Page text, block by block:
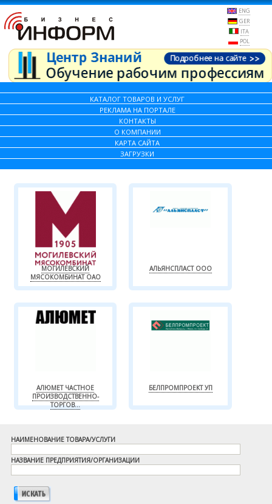
ENG
GER
ITA
POL
КАТАЛОГ ТОВАРОВ И УСЛУГ
РЕКЛАМА НА ПОРТАЛЕ
КОНТАКТЫ
О КОМПАНИИ
КАРТА САЙТА
ЗАГРУЗКИ
МОГИЛЕВСКИЙ
МЯСОКОМБИНАТ ОАО
АЛЬЯНСПЛАСТ ООО
АЛЮМЕТ ЧАСТНОЕ
ПРОИЗВОДСТВЕННО-
ТОРГОВ...
БЕЛПРОМПРОЕКТ УП
НАИМЕНОВАНИЕ ТОВАРА/УСЛУГИ
НАЗВАНИЕ ПРЕДПРИЯТИЯ/ОРГАНИЗАЦИИ